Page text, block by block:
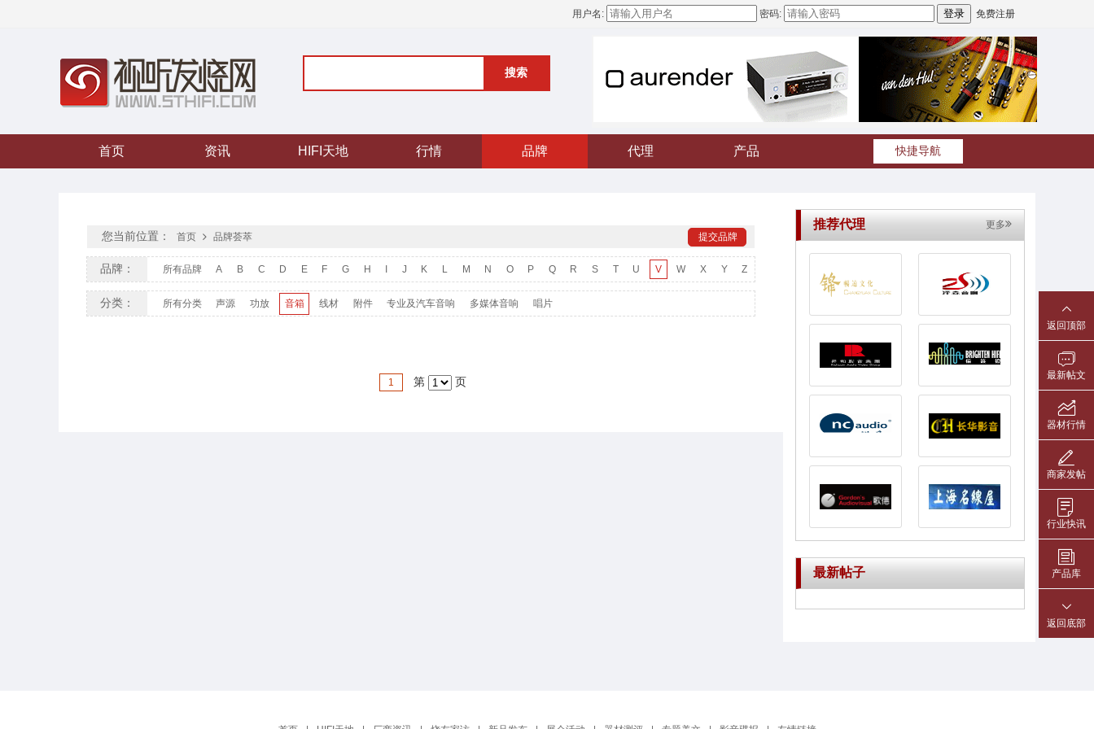
用户名: 密码: 免费注册
搜索
首页 资讯 HIFI天地 行情 品牌 代理 产品 快捷导航
返回顶部
最新帖文
器材行情
商家发帖
行业快讯
产品库
返回底部
您当前位置： 首页 品牌荟萃 提交品牌
品牌： 所有品牌 A B C D E F G H J K L M N O P Q R S T U V W X Y Z
分类： 所有分类 声源 功放 音箱 线材 附件 专业及汽车音响 多媒体音响 唱片
1 第 页
推荐代理 更多
最新帖子